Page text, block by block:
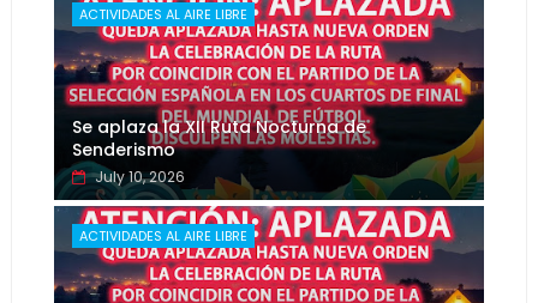
ACTIVIDADES AL AIRE LIBRE
Se aplaza la XII Ruta Nocturna de
Senderismo
July 10, 2026
ACTIVIDADES AL AIRE LIBRE